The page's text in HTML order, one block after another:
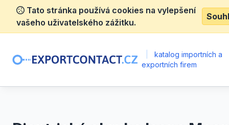
Tato stránka používá cookies na vylepšení
vašeho uživatelského zážitku.
katalog importních a
exportních firem